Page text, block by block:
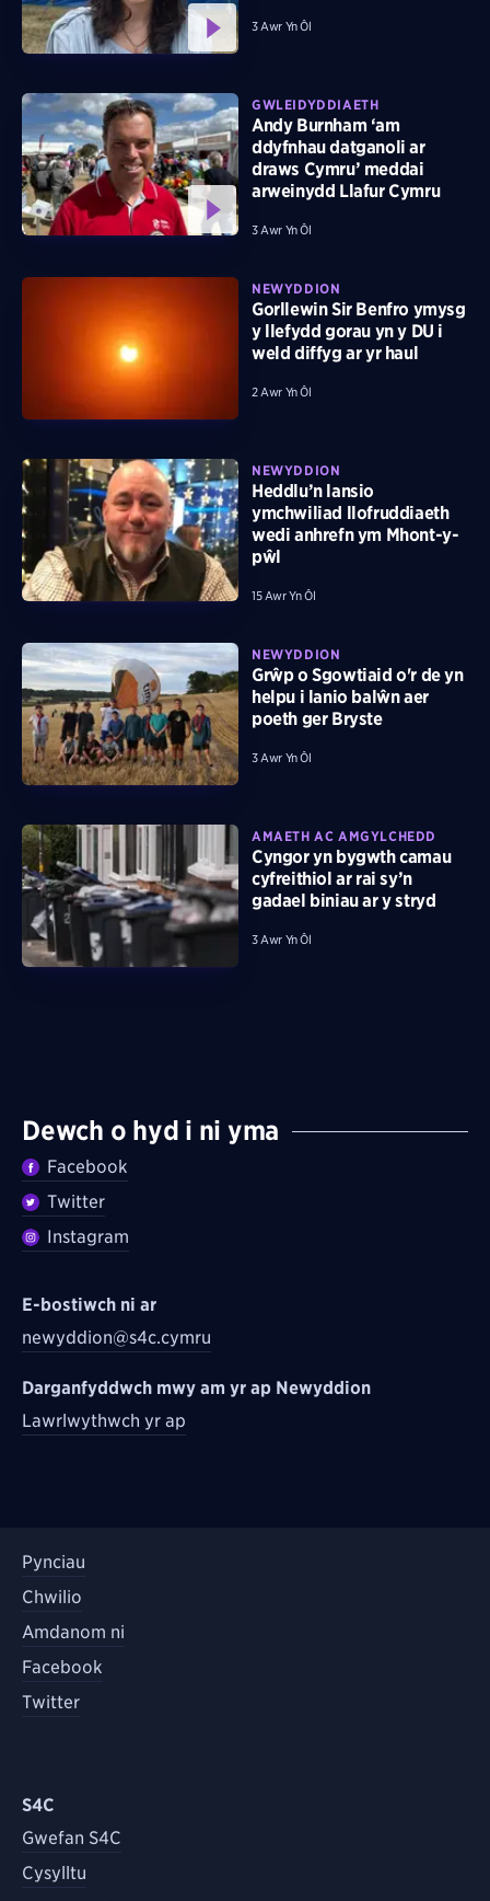
3 Awr Yn Ôl
GWLEIDYDDIAETH
Andy Burnham ‘am
ddyfnhau datganoli ar
draws Cymru’ meddai
arweinydd Llafur Cymru
3 Awr Yn Ôl
NEWYDDION
Gorllewin Sir Benfro ymysg
y llefydd gorau yn y DU i
weld diffyg ar yr haul
2 Awr Yn Ôl
NEWYDDION
Heddlu’n lansio
ymchwiliad llofruddiaeth
wedi anhrefn ym Mhont-y-
pŵl
15 Awr Yn Ôl
NEWYDDION
Grŵp o Sgowtiaid o'r de yn
helpu i lanio balŵn aer
poeth ger Bryste
3 Awr Yn Ôl
AMAETH AC AMGYLCHEDD
Cyngor yn bygwth camau
cyfreithiol ar rai sy’n
gadael biniau ar y stryd
3 Awr Yn Ôl
Dewch o hyd i ni yma
Facebook
Twitter
Instagram
E-bostiwch ni ar
newyddion@s4c.cymru
Darganfyddwch mwy am yr ap Newyddion
Lawrlwythwch yr ap
Pynciau
Chwilio
Amdanom ni
Facebook
Twitter
S4C
Gwefan S4C
Cysylltu